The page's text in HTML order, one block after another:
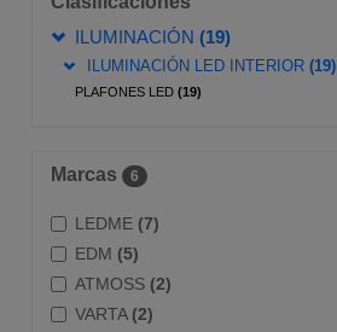
ILUMINACIÓN(19)
ILUMINACIÓN LED INTERIOR(19)
PLAFONES LED(19)
Marcas 6
LEDME (7)
EDM (5)
ATMOSS (2)
VARTA (2)